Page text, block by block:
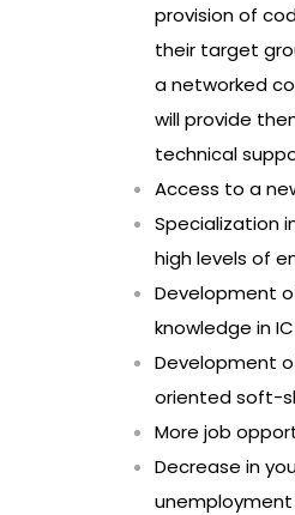
provision of
their target
a networked
will provide
technical
Access to a
Specialization
high levels of
Development
knowledge in
Development
oriented soft-
More job
Decrease in